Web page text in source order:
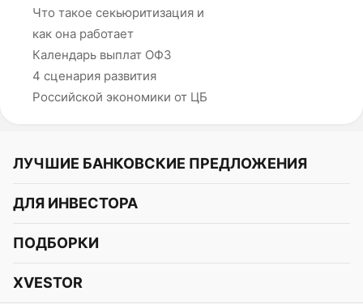
Что такое секьюритизация и
как она работает
Календарь выплат ОФЗ
4 сценария развития
Российской экономики от ЦБ
ЛУЧШИЕ БАНКОВСКИЕ ПРЕДЛОЖЕНИЯ
Альфа-Банк
СБЕР
Газпромбанк
ДЛЯ ИНВЕСТОРА
Курс акций
Курс облигаций
ПОДБОРКИ
Подборки акций
XVESTOR